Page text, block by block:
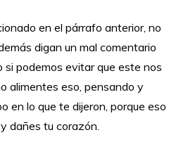
en el párrafo anterior, no
digan un mal comentario
si podemos evitar que este nos
alimentes eso, pensando y
en lo que te dijeron, porque eso
dañes tu corazón.